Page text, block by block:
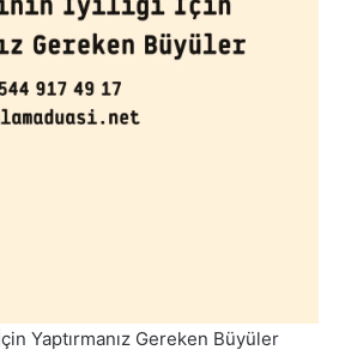
Yaptırmanız Gereken Büyüler